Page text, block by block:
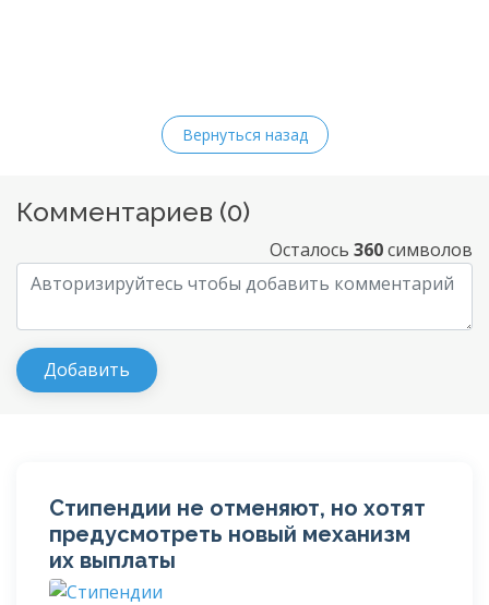
Вернуться назад
Комментариев (0)
Осталось 360символов
Стипендии не отменяют, но хотят
предусмотреть новый механизм
их выплаты